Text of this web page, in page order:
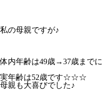
私の母親ですが♪
体内年齢は49歳→37歳までに
実年齢は52歳です☆☆☆
母親も大喜びでした♪